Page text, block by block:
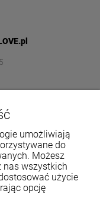
umożliwiają
do
Możesz
nas wszystkich
użycie
opcję